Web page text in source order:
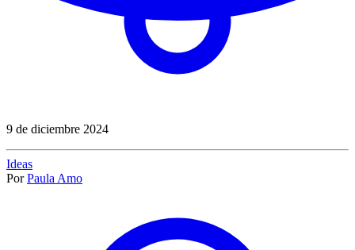
9 de diciembre 2024
Ideas
Por Paula Amo